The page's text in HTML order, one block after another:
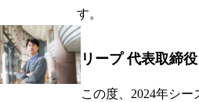
す。
リープ 代表取締
この度、2024年シ